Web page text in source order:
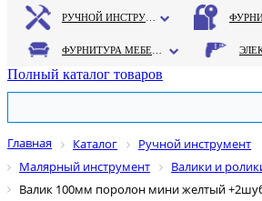
Полный каталог товаров
Главная Каталог
Ручной инструмент
Малярный инструмент
Валики и
Валик 100мм поролон мини желтый